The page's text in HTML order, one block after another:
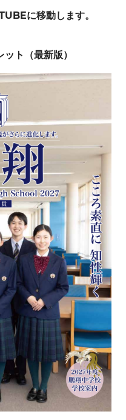
に移動します。
ト（最新版）